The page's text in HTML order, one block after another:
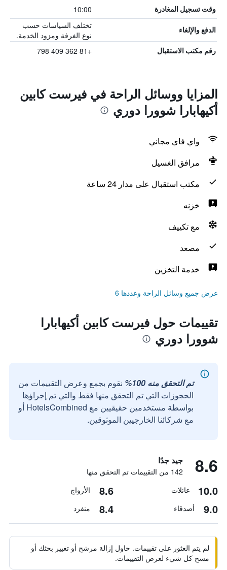
وقت تسجيل المغادرة 10:00
الدفع والإلغاء
تختلف السياسات حسب
نوع الغرفة ومزود الخدمة.
رقم مكتب الاستقبال +81 362 409 798
المزايا ووسائل الراحة في فيرست كابين
أكيهابارا شوورا دوري
واي فاي مجاني
مرافق الغسيل
مكتب استقبال على مدار 24 ساعة
خزنه
مع تكييف
مصعد
خدمة التخزين
عرض جميع وسائل الراحة وعددها 6
تقييمات حول فيرست كابين أكيهابارا
شوورا دوري
تم التحقق منه 100%
نقوم بجمع وعرض التقييمات من
الحجوزات التي تم التحقق منها فقط والتي تم إجراؤها
بواسطة مستخدمين حقيقيين مع HotelsCombined أو
مع شركائنا الخارجيين الموثوقين.
8.6 جيد جدًا
142 من التقييمات تم التحقق منها
10.0 عائلات 8.6 الأزواج
9.0 أصدقاء 8.4 منفرد
لم يتم العثور على تقييمات. حاول إزالة مرشح أو تغيير بحثك أو
مسح كل شيء لعرض التقييمات.